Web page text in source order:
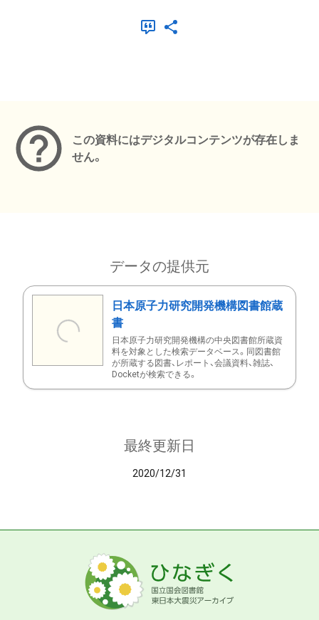
この資料にはデジタルコンテンツが存在しま
せん。
データの提供元
日本原子力研究開発機構図書館蔵
書
日本原子力研究開発機構の中央図書館所蔵資
料を対象とした検索データベース。同図書館
が所蔵する図書、レポート、会議資料、雑誌、
Docketが検索できる。
最終更新日
2020/12/31